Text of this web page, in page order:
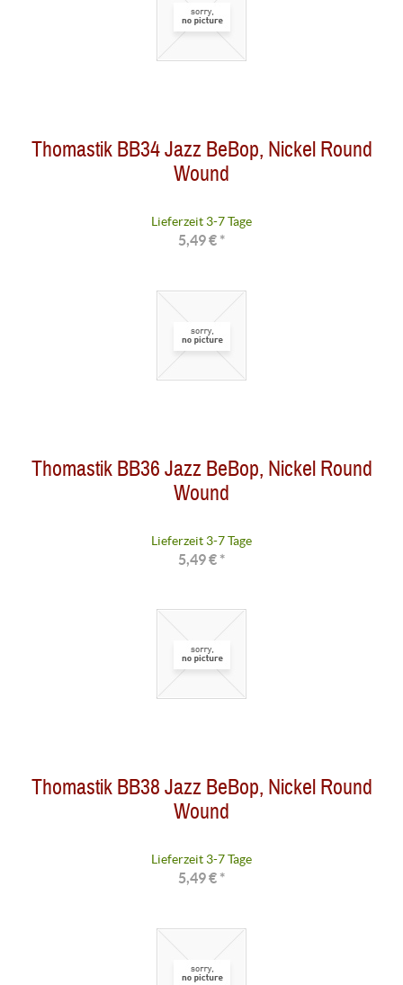
Thomastik BB34 Jazz BeBop, Nickel Round
Wound
Lieferzeit 3-7 Tage
5,49 € *
Thomastik BB36 Jazz BeBop, Nickel Round
Wound
Lieferzeit 3-7 Tage
5,49 € *
Thomastik BB38 Jazz BeBop, Nickel Round
Wound
Lieferzeit 3-7 Tage
5,49 € *